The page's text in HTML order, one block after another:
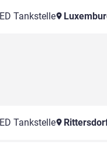
ED Tankstelle
ED Tankstelle